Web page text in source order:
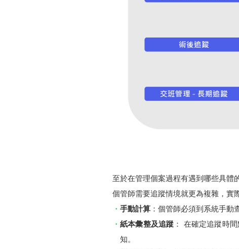
至於在管理個案過程有遇到哪些具體
個管師需要追蹤情境就更為複雜，實
手動計算 ：個管師必須到系統手動
紙本彙整及追蹤 ： 在確定追蹤時
知。